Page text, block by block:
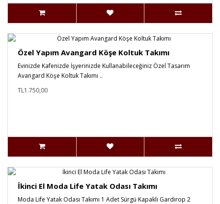
Özel Yapım Avangard Köşe Koltuk Takımı
Evinizde Kafenizde İşyerinizde Kullanabileceğiniz Özel Tasarım
Avangard Köşe Koltuk Takımı ..
TL1.750,00
İkinci El Moda Life Yatak Odası Takımı
Moda Life Yatak Odası Takımı 1 Adet Sürgü Kapaklı Gardırop 2